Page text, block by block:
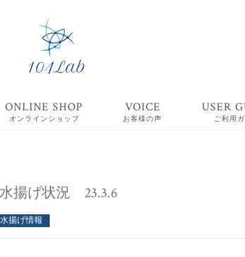
ONLINE SHOP
オンラインショップ
VOICE
お客様の声
USER
ご利用
揚げ状況 23.3.6
水揚げ情報